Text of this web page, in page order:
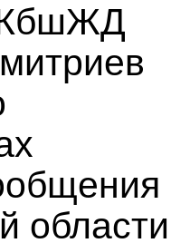
КбшЖД
области